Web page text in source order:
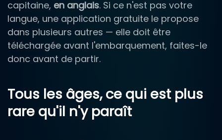
capitaine, en anglais. Si ce n'est pas votre
langue, une application gratuite le propose
dans plusieurs autres — elle doit être
téléchargée avant l'embarquement, faites-le
donc avant de partir.
Tous les âges, ce qui est plus
rare qu'il n'y paraît